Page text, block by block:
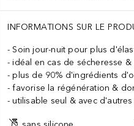
INFORMATIONS SUR LE
Soin jour-nuit pour plus
idéal en cas de sécheresse
plus de 90% d'ingrédients
favorise la régénération &
utilisable seul & avec